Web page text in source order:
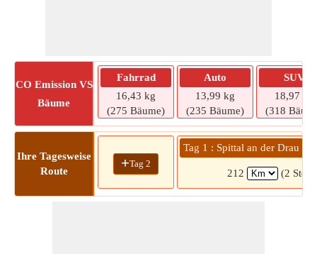
CO Emission VS
Bäume
Fahrrad
16,43 kg
(275 Bäume)
Auto
13,99 kg
(235 Bäume)
SUV
18,97 kg
(318
Ihre Tagesweise
Route
+Tag 2
Tag 1 : Spittal an der Drau »
212 (2 Std.